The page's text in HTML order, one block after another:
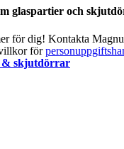
glaspartier och
för dig! Kontakta
& skjutdörrar
för